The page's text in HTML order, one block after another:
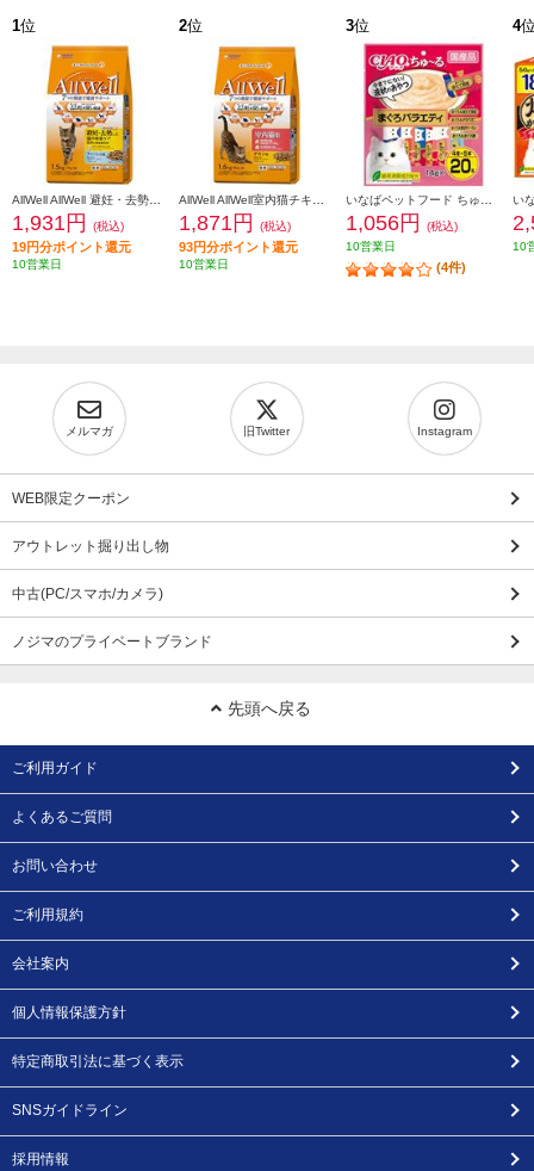
1位
1,931円 (税込)
19円分ポイント還元
10営業日
2位
1,871円 (税込)
93円分ポイント還元
10営業日
3位
1,056円
(税込)
10営業日
(4件)
4
10
メルマガ 旧Twitter Instagram
WEB限定クーポン
アウトレット掘り出し物
中古(PC/スマホ/カメラ)
ノジマのプライベートブランド
先頭へ戻る
ご利用ガイド
よくあるご質問
お問い合わせ
ご利用規約
会社案内
個人情報保護方針
特定商取引法に基づく表示
SNSガイドライン
採用情報